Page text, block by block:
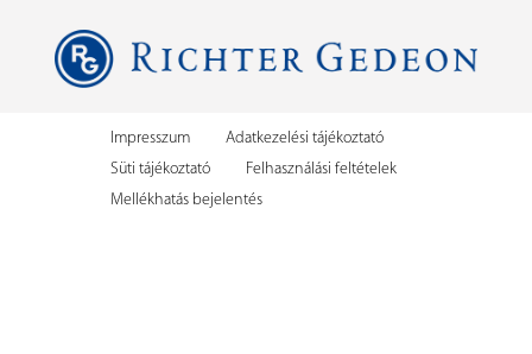
Impresszum
Adatkezelési tájékoztató
Süti tájékoztató
Felhasználási feltételek
Mellékhatás bejelentés